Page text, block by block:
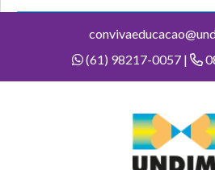
(61) 98217-0057 |